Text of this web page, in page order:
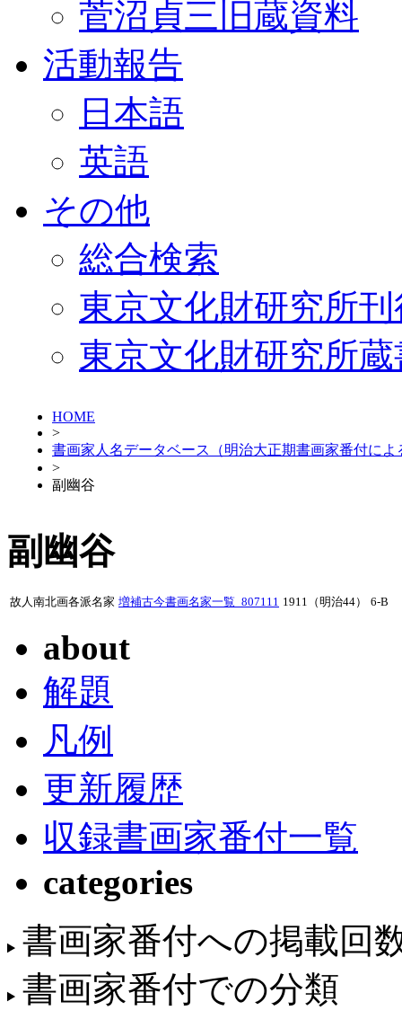
菅沼貞三旧蔵資料
活動報告
日本語
英語
その他
総合検索
東京文化財研究所
東京文化財研究所
HOME
>
書画家人名データベース（明治大正期書画家番付によ
>
副幽谷
副幽谷
故人南北画各派名家 増補古今書画名家一覧_807111 1911（明治44） 6-B
about
解題
凡例
更新履歴
収録書画家番付一覧
categories
書画家番付への掲載回
書画家番付での分類